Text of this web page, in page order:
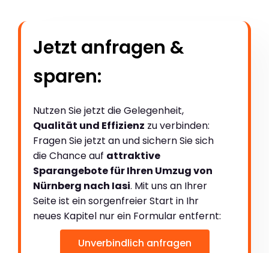
Jetzt anfragen &
sparen:
Nutzen Sie jetzt die Gelegenheit,
Qualität und Effizienz zu verbinden:
Fragen Sie jetzt an und sichern Sie sich
die Chance auf attraktive
Sparangebote für Ihren Umzug von
Nürnberg nach Iasi. Mit uns an Ihrer
Seite ist ein sorgenfreier Start in Ihr
neues Kapitel nur ein Formular entfernt:
Unverbindlich anfragen